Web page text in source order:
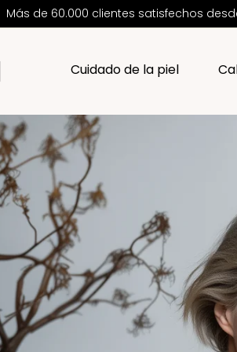
Más de 60.000 clientes satisfechos
Cuidado de la piel